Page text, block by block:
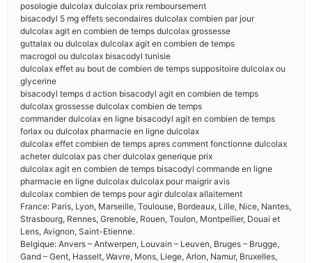
posologie dulcolax dulcolax prix remboursement
bisacodyl 5 mg effets secondaires dulcolax combien par jour
dulcolax agit en combien de temps dulcolax grossesse
guttalax ou dulcolax dulcolax agit en combien de temps
macrogol ou dulcolax bisacodyl tunisie
dulcolax effet au bout de combien de temps suppositoire dulcolax ou
glycerine
bisacodyl temps d action bisacodyl agit en combien de temps
dulcolax grossesse dulcolax combien de temps
commander dulcolax en ligne bisacodyl agit en combien de temps
forlax ou dulcolax pharmacie en ligne dulcolax
dulcolax effet combien de temps apres comment fonctionne dulcolax
acheter dulcolax pas cher dulcolax generique prix
dulcolax agit en combien de temps bisacodyl commande en ligne
pharmacie en ligne dulcolax dulcolax pour maigrir avis
dulcolax combien de temps pour agir dulcolax allaitement
France: Paris, Lyon, Marseille, Toulouse, Bordeaux, Lille, Nice, Nantes,
Strasbourg, Rennes, Grenoble, Rouen, Toulon, Montpellier, Douai et
Lens, Avignon, Saint-Etienne.
Belgique: Anvers – Antwerpen, Louvain – Leuven, Bruges – Brugge,
Gand – Gent, Hasselt, Wavre, Mons, Liege, Arlon, Namur, Bruxelles,